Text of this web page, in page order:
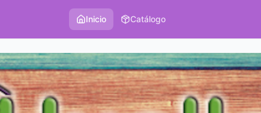
Inicio Catálogo